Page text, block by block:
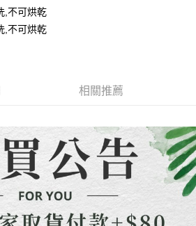
份有限公司」（以下簡稱本公司）所提供，讓
單所需資料之確認、核對及更正。
內，點擊此簡訊中的連結，可透過四大超商／
進行付款，方視為交易完成。
不需立刻繳費，但若您需要取消訂單，請聯絡
support/home
公司提供之「AFTEE先享後付」服務完成之交
內提供個人資料，並將交易相關給付款項請求債
司。
請瀏覽以下網址：
得法定代理人或監護人之同意方可使用
同意申辦者引起之損失，本公司不負相關責
含以上)免運費
查看運費
,不可烘乾
,不可烘乾
相關推薦